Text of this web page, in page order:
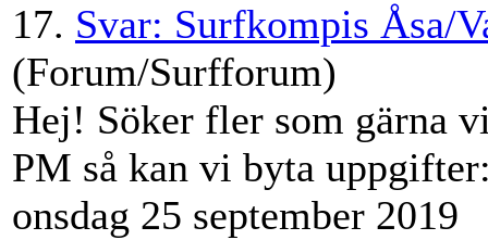
17. Svar: Surfkompis Åsa/
(Forum/Surfforum)
Hej! Söker fler som gärna
PM så kan vi byta
onsdag 25 september 2019